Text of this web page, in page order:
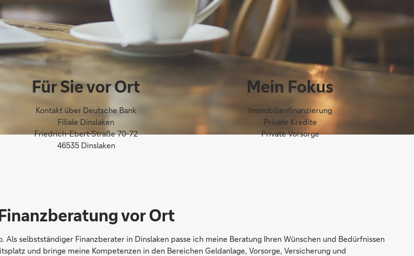
Für Sie vor Ort
Kontakt über Deutsche Bank
Filiale Dinslaken
Friedrich-Ebert-Straße 70-72
46535 Dinslaken
Mein Fokus
Immobilienfinanzierung
Private Kredite
Private Vorsorge
vor Ort
Als selbstständiger Finanzberater in Dinslaken passe ich meine Beratung Ihren Wünschen und Bedürfnissen
und bringe meine Kompetenzen in den Bereichen Geldanlage, Vorsorge, Versicherung und